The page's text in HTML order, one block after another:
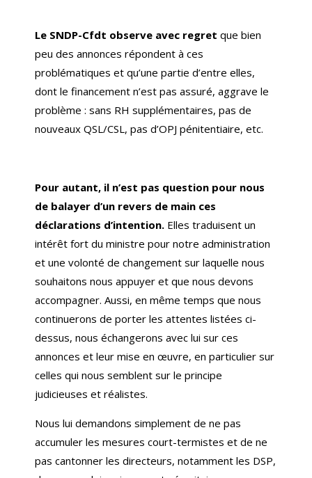
Le SNDP-Cfdt observe avec regret que bien
peu des annonces répondent à ces
problématiques et qu’une partie d’entre elles,
dont le financement n’est pas assuré, aggrave le
problème : sans RH supplémentaires, pas de
nouveaux QSL/CSL, pas d’OPJ pénitentiaire, etc.
Pour autant, il n’est pas question pour nous
de balayer d’un revers de main ces
déclarations d’intention. Elles traduisent un
intérêt fort du ministre pour notre administration
et une volonté de changement sur laquelle nous
souhaitons nous appuyer et que nous devons
accompagner. Aussi, en même temps que nous
continuerons de porter les attentes listées ci-
dessus, nous échangerons avec lui sur ces
annonces et leur mise en œuvre, en particulier sur
celles qui nous semblent sur le principe
judicieuses et réalistes.
Nous lui demandons simplement de ne pas
accumuler les mesures court-termistes et de ne
pas cantonner les directeurs, notamment les DSP,